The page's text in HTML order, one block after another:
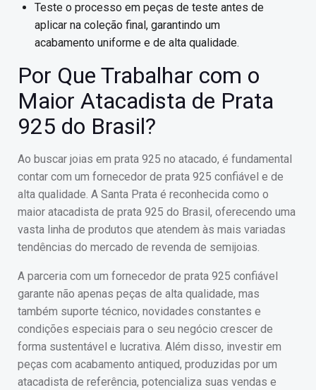
Teste o processo em peças de teste antes de
aplicar na coleção final, garantindo um
acabamento uniforme e de alta qualidade.
Por Que Trabalhar com o
Maior Atacadista de Prata
925 do Brasil?
Ao buscar joias em prata 925 no atacado, é fundamental
contar com um fornecedor de prata 925 confiável e de
alta qualidade. A Santa Prata é reconhecida como o
maior atacadista de prata 925 do Brasil, oferecendo uma
vasta linha de produtos que atendem às mais variadas
tendências do mercado de revenda de semijoias.
A parceria com um fornecedor de prata 925 confiável
garante não apenas peças de alta qualidade, mas
também suporte técnico, novidades constantes e
condições especiais para o seu negócio crescer de
forma sustentável e lucrativa. Além disso, investir em
peças com acabamento antiqued, produzidas por um
atacadista de referência, potencializa suas vendas e